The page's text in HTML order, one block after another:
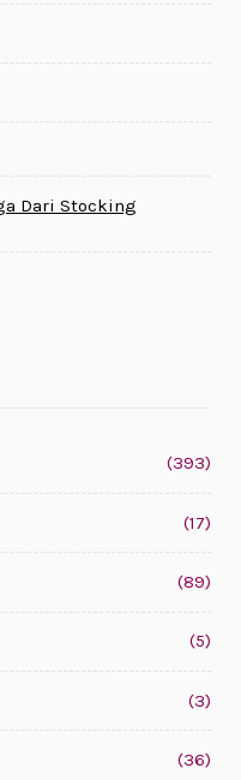
Dari Stocking
(393)
(17)
(89)
(5)
(3)
(36)